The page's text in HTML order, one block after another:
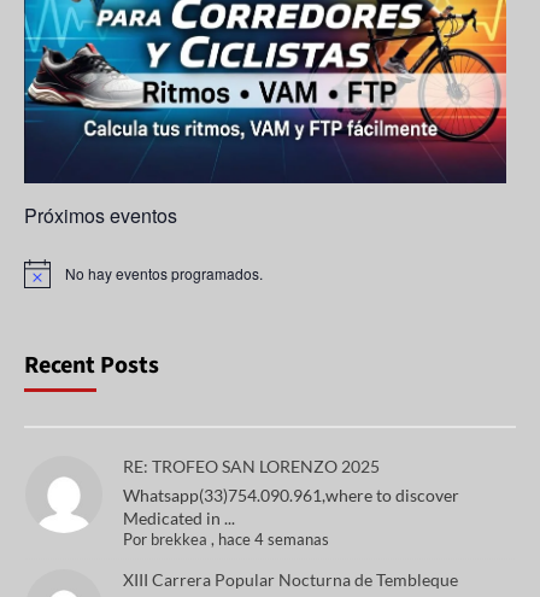
n
el
Próximos eventos
o
No hay eventos programados.
Recent Posts
RE: TROFEO SAN LORENZO 2025
Whatsapp(33)754.090.961,where to discover
Medicated in ...
Por brekkea , hace 4 semanas
XIII Carrera Popular Nocturna de Tembleque